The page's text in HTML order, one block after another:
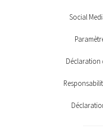
Social
Déclaration